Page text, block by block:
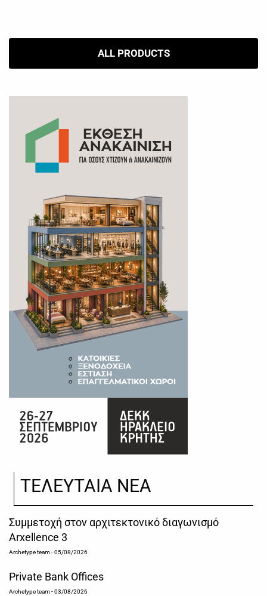
ALL PRODUCTS
ΤΕΛΕΥΤΑΙΑ ΝΕΑ
Συμμετοχή στον αρχιτεκτονικό διαγωνισμό
Arxellence 3
Archetype team- 05/08/2026
Private Bank Offices
Archetype team- 03/08/2026